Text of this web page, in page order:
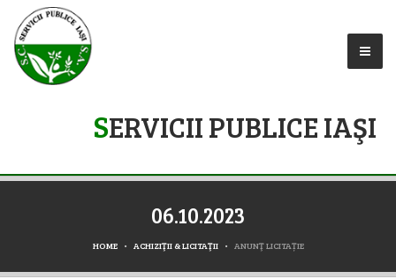
SERVICII PUBLICE IAŞI
06.10.2023
HOME ACHIZIŢII & LICITAŢII ANUNŢ LICITAȚIE